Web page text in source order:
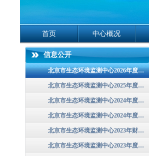
首页 中心概况
信息公开
北京市生态环境监测中心2026年度单位预算情况说明
北京市生态环境监测中心2025年度单位预算信息公开
北京市生态环境监测中心2024年度单位预算信息公开
北京市生态环境监测中心2024年度部门决算
北京市生态环境监测中心2023年财政预算信息
北京市生态环境监测中心2023年度部门决算